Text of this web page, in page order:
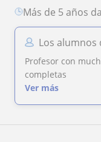
más de 5 años
Los alumnos
Profesor con
completas
Ver más